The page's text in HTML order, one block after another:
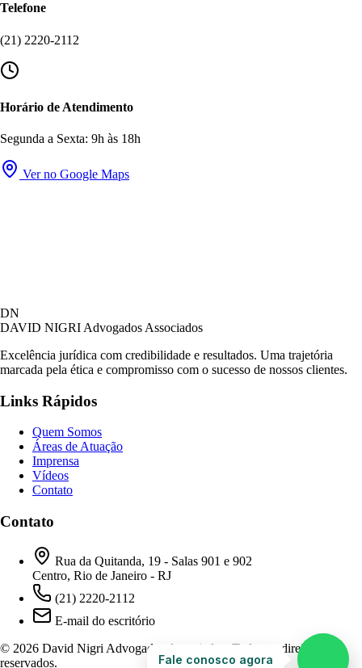
Telefone
(21) 2220-2112
Horário de Atendimento
Segunda a Sexta: 9h às 18h
Ver no Google Maps
DN
DAVID NIGRI Advogados Associados
Excelência jurídica com credibilidade e resultados. Uma trajetória
marcada pela ética e compromisso com o sucesso de nossos clientes.
Links Rápidos
Quem Somos
Áreas de Atuação
Imprensa
Vídeos
Contato
Contato
Rua da Quitanda, 19 - Salas 901 e 902
Centro, Rio de Janeiro - RJ
(21) 2220-2112
E-mail do escritório
© 2026 David Nigri Advogados Associados. Todos os direitos
reservados.
Online agora
Para que possamos ajudá-lo, por favor, informe
como deseja falar com nossa equipe.
Prefiro ser respondido por:
Fale conosco agora